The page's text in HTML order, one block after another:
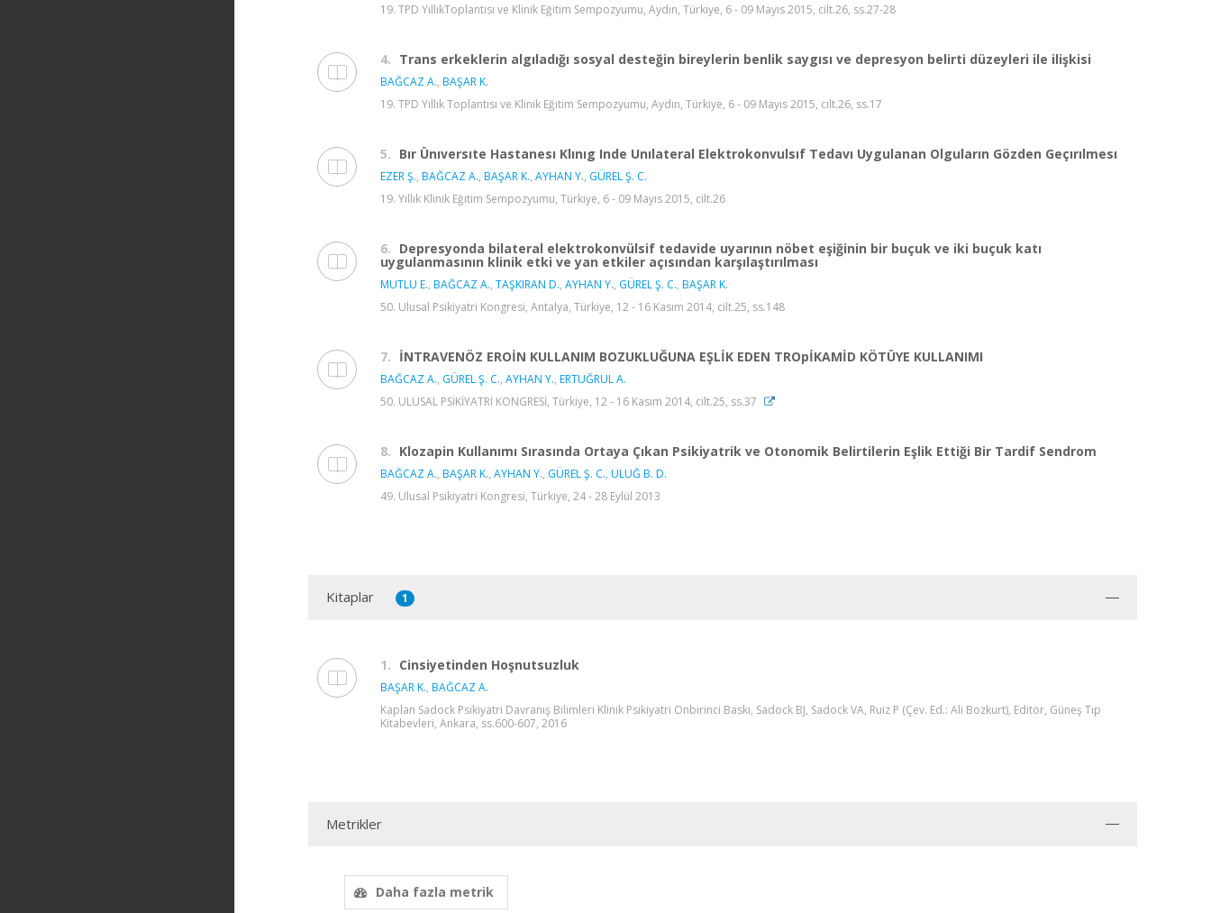
19. TPD YıllıkToplantısı ve Klinik Eğitim Sempozyumu, Aydın, Türkiye, 6 - 09 Mayıs 2015, cilt.26, ss.27-28
4. Trans erkeklerin algıladığı sosyal desteğin bireylerin benlik saygısı ve depresyon belirti düzeyleri ile ilişkisi
BAĞCAZ A., BAŞAR K.
19. TPD Yıllık Toplantısı ve Klinik Eğitim Sempozyumu, Aydın, Türkiye, 6 - 09 Mayıs 2015, cilt.26, ss.17
5. Bır Ünıversıte Hastanesı Klınıg Inde Unılateral Elektrokonvulsıf Tedavı Uygulanan Olguların Gözden Geçırılmesı
EZER Ş., BAĞCAZ A., BAŞAR K., AYHAN Y., GÜREL Ş. C.
19. Yıllık Klinik Eğitim Sempozyumu, Türkiye, 6 - 09 Mayıs 2015, cilt.26
6. Depresyonda bilateral elektrokonvülsif tedavide uyarının nöbet eşiğinin bir buçuk ve iki buçuk katı
uygulanmasının klinik etki ve yan etkiler açısından karşılaştırılması
MUTLU E., BAĞCAZ A., TAŞKIRAN D., AYHAN Y., GÜREL Ş. C., BAŞAR K.
50. Ulusal Psikiyatri Kongresi, Antalya, Türkiye, 12 - 16 Kasım 2014, cilt.25, ss.148
7. İNTRAVENÖZ EROİN KULLANIM BOZUKLUĞUNA EŞLİK EDEN TROpİKAMİD KÖTÜYE KULLANIMI
BAĞCAZ A., GÜREL Ş. C., AYHAN Y., ERTUĞRUL A.
50. ULUSAL PSİKİYATRİ KONGRESİ, Türkiye, 12 - 16 Kasım 2014, cilt.25, ss.37
8. Klozapin Kullanımı Sırasında Ortaya Çıkan Psikiyatrik ve Otonomik Belirtilerin Eşlik Ettiği Bir Tardif Sendrom
BAĞCAZ A., BAŞAR K., AYHAN Y., GÜREL Ş. C., ULUĞ B. D.
49. Ulusal Psikiyatri Kongresi, Türkiye, 24 - 28 Eylül 2013
Kitaplar 1
1. Cinsiyetinden Hoşnutsuzluk
BAŞAR K., BAĞCAZ A.
Kaplan Sadock Psikiyatri Davranış Bilimleri Klinik Psikiyatri Onbirinci Baskı, Sadock BJ, Sadock VA, Ruiz P (Çev. Ed.: Ali Bozkurt), Editör, Güneş Tıp
Kitabevleri, Ankara, ss.600-607, 2016
Metrikler
Daha fazla metrik